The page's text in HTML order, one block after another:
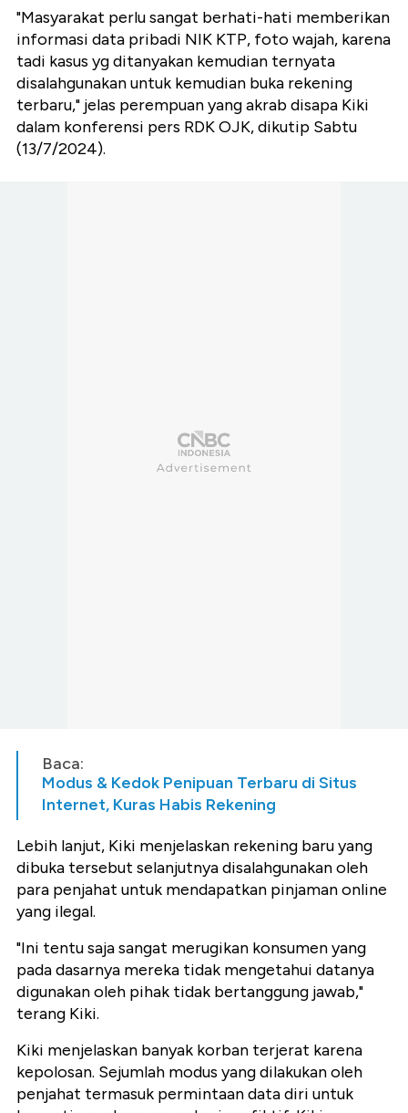
"Masyarakat perlu sangat berhati-hati memberikan
informasi data pribadi NIK KTP, foto wajah, karena
tadi kasus yg ditanyakan kemudian ternyata
disalahgunakan untuk kemudian buka rekening
terbaru," jelas perempuan yang akrab disapa Kiki
dalam konferensi pers RDK OJK, dikutip Sabtu
(13/7/2024).
Baca:
Modus & Kedok Penipuan Terbaru di Situs
Internet, Kuras Habis Rekening
Lebih lanjut, Kiki menjelaskan rekening baru yang
dibuka tersebut selanjutnya disalahgunakan oleh
para penjahat untuk mendapatkan pinjaman online
yang ilegal.
"Ini tentu saja sangat merugikan konsumen yang
pada dasarnya mereka tidak mengetahui datanya
digunakan oleh pihak tidak bertanggung jawab,"
terang Kiki.
Kiki menjelaskan banyak korban terjerat karena
kepolosan. Sejumlah modus yang dilakukan oleh
penjahat termasuk permintaan data diri untuk